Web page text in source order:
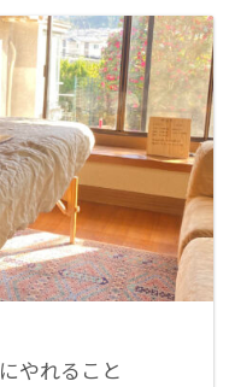
やれること